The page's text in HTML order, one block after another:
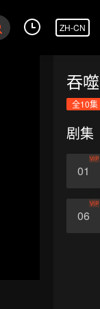
ZH-CN
吞
全10集
剧集
01
VIP
06
VIP